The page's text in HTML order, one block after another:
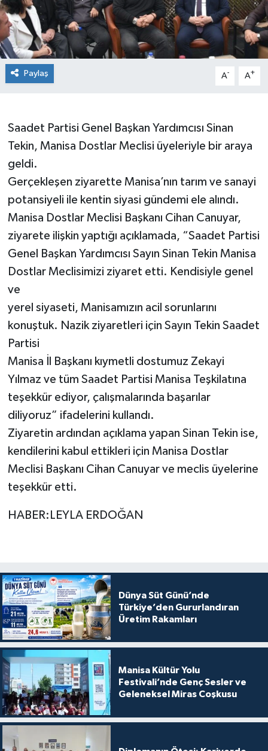
Paylaş A- A+
Saadet Partisi Genel Başkan Yardımcısı Sinan
Tekin, Manisa Dostlar Meclisi üyeleriyle bir araya
geldi.
Gerçekleşen ziyarette Manisa’nın tarım ve sanayi
potansiyeli ile kentin siyasi gündemi ele alındı.
Manisa Dostlar Meclisi Başkanı Cihan Canuyar,
ziyarete ilişkin yaptığı açıklamada, “Saadet Partisi
Genel Başkan Yardımcısı Sayın Sinan Tekin Manisa
Dostlar Meclisimizi ziyaret etti. Kendisiyle genel
ve
yerel siyaseti, Manisamızın acil sorunlarını
konuştuk. Nazik ziyaretleri için Sayın Tekin Saadet
Partisi
Manisa İl Başkanı kıymetli dostumuz Zekayi
Yılmaz ve tüm Saadet Partisi Manisa Teşkilatına
teşekkür ediyor, çalışmalarında başarılar
diliyoruz” ifadelerini kullandı.
Ziyaretin ardından açıklama yapan Sinan Tekin ise,
kendilerini kabul ettikleri için Manisa Dostlar
Meclisi Başkanı Cihan Canuyar ve meclis üyelerine
teşekkür etti.
HABER:LEYLA ERDOĞAN
Dünya Süt Günü’nde
Türkiye’den Gururlandıran
Üretim Rakamları
Manisa Kültür Yolu
Festivali’nde Genç Sesler ve
Geleneksel Miras Coşkusu